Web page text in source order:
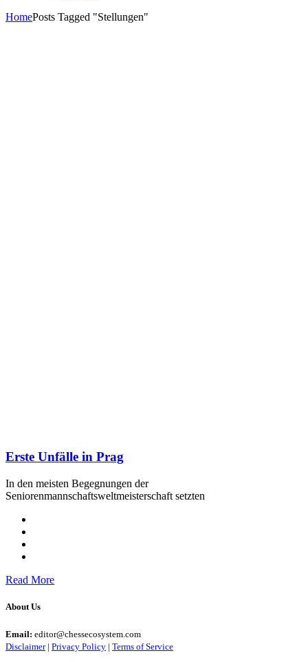
HomePosts Tagged "Stellungen"
Erste Unfälle in Prag
In den meisten Begegnungen der
Seniorenmannschaftsweltmeisterschaft setzten
Read More
About Us
Email: editor@chessecosystem.com
Disclaimer| Privacy Policy | Terms of Service